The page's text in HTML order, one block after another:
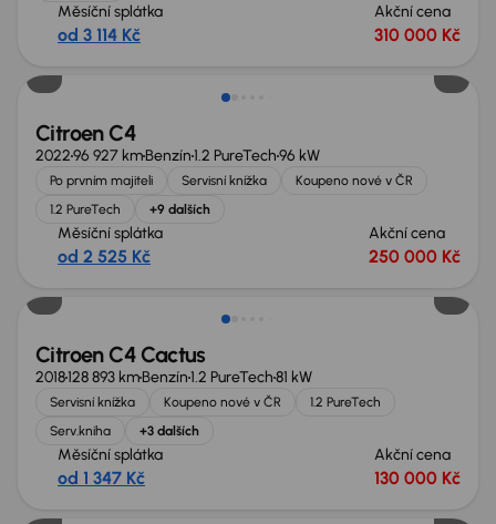
Měsíční splátka
od 3 114 Kč
Akční cena
310 000 Kč
Zlevněno o 20 000 Kč
Citroen C4
202296 927 kmBenzín1.2 PureTech96 kW
Po prvním majiteli Servisní knížka
Koupeno nové v ČR
1.2 PureTech
+9 dalších
Měsíční splátka
od 2 525 Kč
Akční cena
250 000 Kč
Citroen C4 Cactus
2018128 893 kmBenzín1.2 PureTech81 kW
Servisní knížka Koupeno nové v ČR
1.2 PureTech
Serv.kniha
+3 dalších
Měsíční splátka
od 1 347 Kč
Akční cena
130 000 Kč